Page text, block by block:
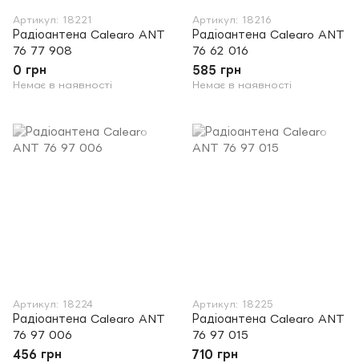
Артикул: 18221
Радіоантена Calearo ANT
76 77 908
0 грн
Немає в наявності
Артикул: 18216
Радіоантена Calearo ANT
76 62 016
585 грн
Немає в наявності
Артикул: 18224
Радіоантена Calearo ANT
76 97 006
456 грн
Артикул: 18225
Радіоантена Calearo ANT
76 97 015
710 грн